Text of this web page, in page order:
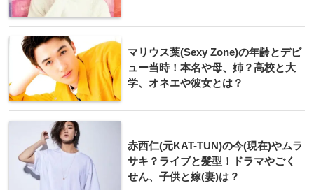
マリウス葉(Sexy Zone)の年齢とデビ
ュー当時！本名や母、姉？高校と大
学、オネエや彼女とは？
赤西仁(元KAT-TUN)の今(現在)やムラ
サキ？ライブと髪型！ドラマやごく
せん、子供と嫁(妻)は？